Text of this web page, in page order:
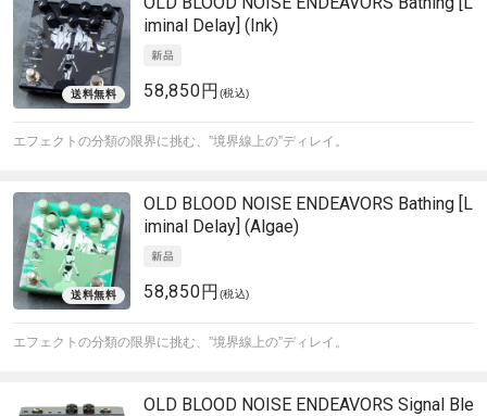
iminal Delay] (Ink)
58,850円 (税込)
エフェクトの分類の限界に挑む、”境界線上の”ディレイ。
OLD BLOOD NOISE ENDEAVORS Bathing [L
iminal Delay] (Algae)
58,850円 (税込)
エフェクトの分類の限界に挑む、”境界線上の”ディレイ。
OLD BLOOD NOISE ENDEAVORS Signal Ble